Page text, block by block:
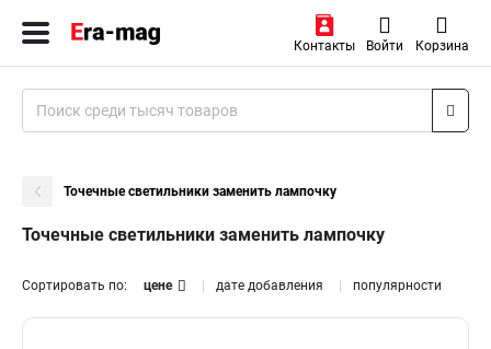
Контакты Войти Корзина
Точечные светильники заменить лампочку
Точечные светильники заменить лампочку
Сортировать по: цене дате добавления популярности